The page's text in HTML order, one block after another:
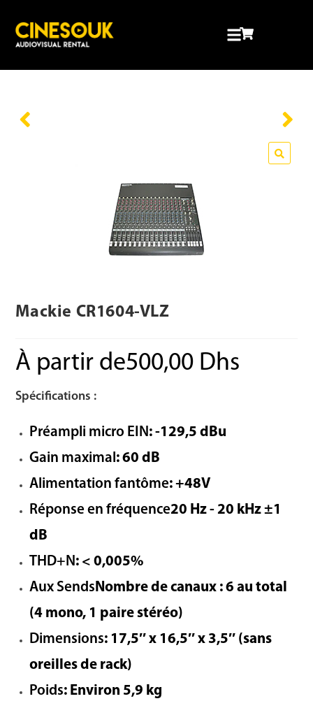
Mackie CR1604-VLZ
À partir de500,00 Dhs
Spécifications :
Préampli micro EIN: -129,5 dBu
Gain maximal : 60 dB
Alimentation fantôme: +48V
Réponse en fréquence20 Hz - 20 kHz ±1
dB
THD+N: < 0,005%
Aux Sends Nombre de canaux : 6 au total
(4 mono, 1 paire stéréo)
Dimensions: 17,5″ x 16,5″ x 3,5″ (sans
oreilles de rack)
Poids: Environ 5,9 kg